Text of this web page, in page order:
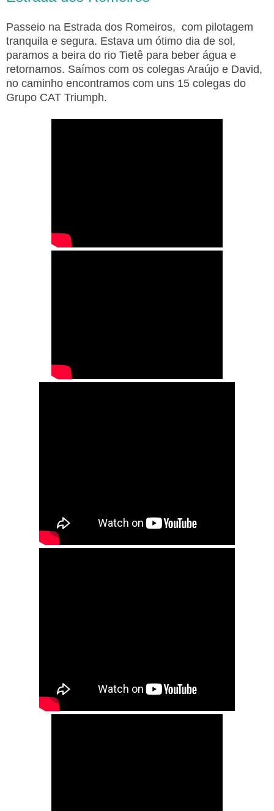
Passeio na Estrada dos Romeiros, com pilotagem
tranquila e segura. Estava um ótimo dia de sol,
paramos a beira do rio Tietê para beber água e
retornamos. Saímos com os colegas Araújo e David,
no caminho encontramos com uns 15 colegas do
Grupo CAT Triumph.